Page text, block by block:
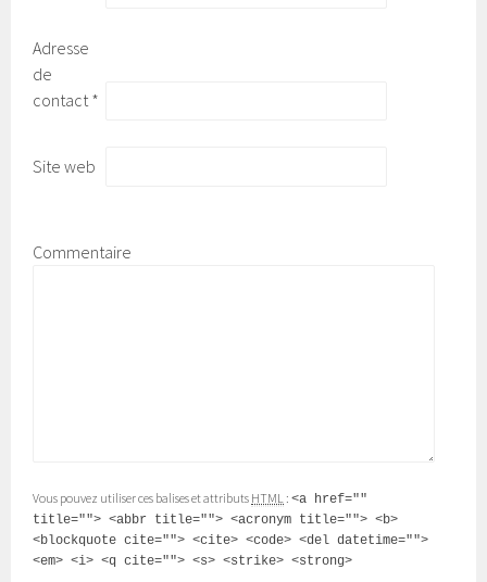
Adresse
de
contact *
Site web
Commentaire
Vous pouvez utiliser ces balises et attributs HTML :<a href=""
title=""> <abbr title=""> <acronym title=""> <b>
<blockquote cite=""> <cite> <code> <del datetime="">
<em> <i> <q cite=""> <s> <strike> <strong>